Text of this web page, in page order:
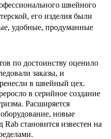
швейного
его изделия были
удобные, продуманные
по достоинству оценило
заказы, и
в швейный цех.
в серийное создание
Расширяется
новые
становится известен на